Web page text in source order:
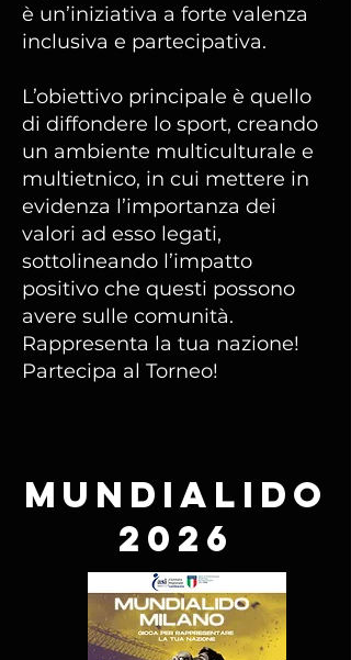
è un’iniziativa a forte valenza
inclusiva e partecipativa.
L’obiettivo principale è quello
di diffondere lo sport, creando
un ambiente multiculturale e
multietnico, in cui mettere in
evidenza l’importanza dei
valori ad esso legati,
sottolineando l’impatto
positivo che questi possono
avere sulle comunità.
Rappresenta la tua nazione!
Partecipa al Torneo!
MUNDIALIDO
2026